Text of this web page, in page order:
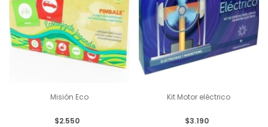
Misión Eco
$2.550
Kit Motor eléctrico
$3.190